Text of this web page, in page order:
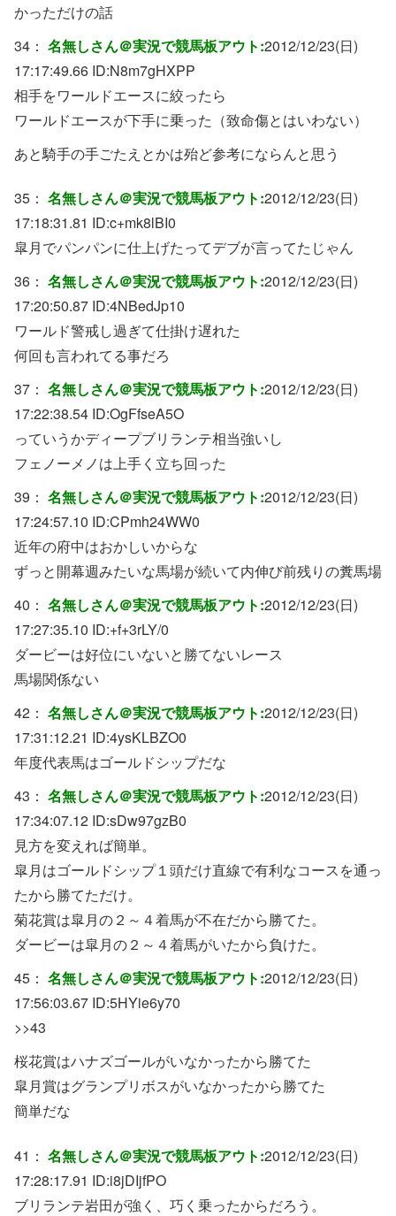
かっただけの話
34： 名無しさん＠実況で競馬板アウト:2012/12/23(日)
17:17:49.66 ID:N8m7gHXPP
相手をワールドエースに絞ったら
ワールドエースが下手に乗った（致命傷とはいわない）
あと騎手の手ごたえとかは殆ど参考にならんと思う
35： 名無しさん＠実況で競馬板アウト:2012/12/23(日)
17:18:31.81 ID:c+mk8lBI0
皐月でパンパンに仕上げたってデブが言ってたじゃん
36： 名無しさん＠実況で競馬板アウト:2012/12/23(日)
17:20:50.87 ID:4NBedJp10
ワールド警戒し過ぎて仕掛け遅れた
何回も言われてる事だろ
37： 名無しさん＠実況で競馬板アウト:2012/12/23(日)
17:22:38.54 ID:OgFfseA5O
っていうかディープブリランテ相当強いし
フェノーメノは上手く立ち回った
39： 名無しさん＠実況で競馬板アウト:2012/12/23(日)
17:24:57.10 ID:CPmh24WW0
近年の府中はおかしいからな
ずっと開幕週みたいな馬場が続いて内伸び前残りの糞馬場
40： 名無しさん＠実況で競馬板アウト:2012/12/23(日)
17:27:35.10 ID:+f+3rLY/0
ダービーは好位にいないと勝てないレース
馬場関係ない
42： 名無しさん＠実況で競馬板アウト:2012/12/23(日)
17:31:12.21 ID:4ysKLBZO0
年度代表馬はゴールドシップだな
43： 名無しさん＠実況で競馬板アウト:2012/12/23(日)
17:34:07.12 ID:sDw97gzB0
見方を変えれば簡単。
皐月はゴールドシップ１頭だけ直線で有利なコースを通っ
たから勝てただけ。
菊花賞は皐月の２～４着馬が不在だから勝てた。
ダービーは皐月の２～４着馬がいたから負けた。
45： 名無しさん＠実況で競馬板アウト:2012/12/23(日)
17:56:03.67 ID:5HYie6y70
>>43
桜花賞はハナズゴールがいなかったから勝てた
皐月賞はグランプリボスがいなかったから勝てた
簡単だな
41： 名無しさん＠実況で競馬板アウト:2012/12/23(日)
17:28:17.91 ID:i8jDIjfPO
ブリランテ岩田が強く、巧く乗ったからだろう。